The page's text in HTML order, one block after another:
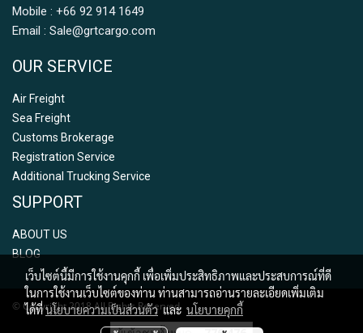
Mobile : +66 92 914 1649
Email : Sale@grtcargo.com
OUR SERVICE
Air Freight
Sea Freight
Customs Brokerage
Registration Service
Additional Trucking Service
SUPPORT
ABOUT US
BLOG
© Copyright 2018 All Rights Reserved.
เว็บไซต์นี้มีการใช้งานคุกกี้ เพื่อเพิ่มประสิทธิภาพและประสบการณ์ที่ดี
ในการใช้งานเว็บไซต์ของท่าน ท่านสามารถอ่านรายละเอียดเพิ่มเติม
ได้ที่นโยบายความเป็นส่วนตัวและ นโยบายคุกกี้